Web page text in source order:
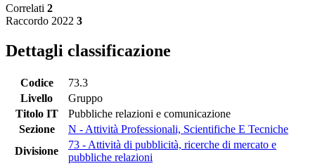
Correlati 2
Raccordo 2022 3
Dettagli classificazione
Codice
73.3
Livello
Gruppo
Titolo IT
Pubbliche relazioni e comunicazione
Sezione
N - Attività Professionali, Scientifiche E Tecniche
Divisione
73 - Attività di pubblicità, ricerche di mercato e
pubbliche relazioni